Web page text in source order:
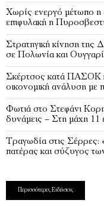
Χωρίς ενεργό μέτωπο η
επιφυλακή η
Στρατηγική κίνηση
σε Πολωνία και
Σκέρτσος κατά ΠΑΣΟΚ
οικονομική ανάλυση με
Φωτιά στο Στεφάνι
δυνάμεις – Στη μάχη 11
Τραγωδία στις Σέρρες:
πατέρας και σύζυγος
Περισσότερες Ειδήσεις